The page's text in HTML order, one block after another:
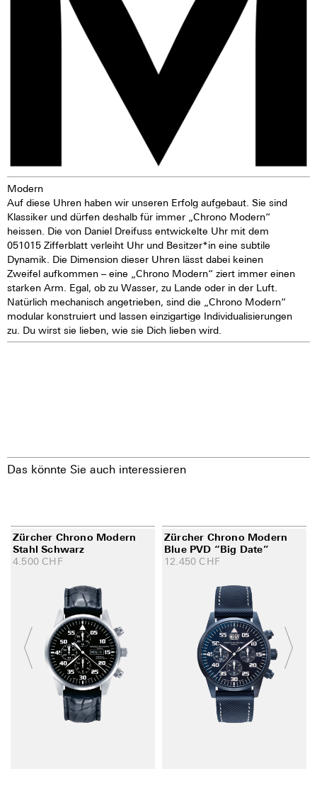
7754 hat ein 1/8-Sekunden
Zähler, einen 30-Minuten Zähler,
einen 12-Stunden Zähler, 28.800
Halbschwingungen pro Minute
und eine Gangreserve von ca. 44
Ganggenauigkeitsverlust von 1
Revisionen sind alle 3 bis 8 Jahre
Edelstahl, der auch hochfest ist.
Für uns ein Grund, den 316 L-
Edelstahl zu bevorzugen.
Modern
Auf diese Uhren haben wir unseren Erfolg aufgebaut. Sie sind
Klassiker und dürfen deshalb für immer „Chrono Modern“
heissen. Die von Daniel Dreifuss entwickelte Uhr mit dem
051015 Zifferblatt verleiht Uhr und Besitzer*in eine subtile
Dynamik. Die Dimension dieser Uhren lässt dabei keinen
Zweifel aufkommen – eine „Chrono Modern“ ziert immer einen
starken Arm. Egal, ob zu Wasser, zu Lande oder in der Luft.
Natürlich mechanisch angetrieben, sind die „Chrono Modern“
modular konstruiert und lassen einzigartige Individualisierungen
zu. Du wirst sie lieben, wie sie Dich lieben wird.
Das könnte Sie auch interessieren
Zürcher Chrono Modern
Stahl Schwarz
4.500 CHF
Zürcher Chrono Modern
Blue PVD “Big Date”
12.450 CHF